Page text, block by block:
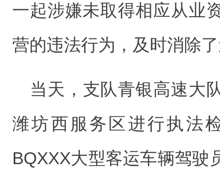
一起涉嫌未取得相应从业
营的违法行为，及时消除
当天，支队青银高速大
潍坊西服务区进行执法
BQXXX大型客运车辆驾驶